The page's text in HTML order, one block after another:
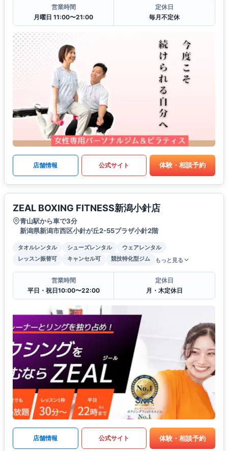
営業時間
月曜日 11:00〜21:00
定休日
毎月不定休
店舗情報 公式サイト 体験・相談予約
ZEAL BOXING FITNESS新潟小針店
青山駅から車で3分
新潟県新潟市西区小針が丘2-55プラザ小針2階
タオルレンタル シューズレンタル
ウェアレンタル
レッスン振替可
キャンセル可 競技特化型ジム もっと見る
営業時間
平日・祝日10:00〜22:00
定休日
月・木定休日
店舗情報 公式サイト 体験・相談予約